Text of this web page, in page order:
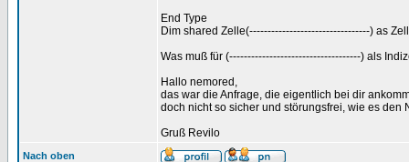
End Type
Dim shared Zelle(---------------------------------) as
Was muß für (------------------------------------) als
Hallo nemored,
das war die Anfrage, die eigentlich bei dir
doch nicht so sicher und störungsfrei, wie es den
Gruß Revilo
Nach oben